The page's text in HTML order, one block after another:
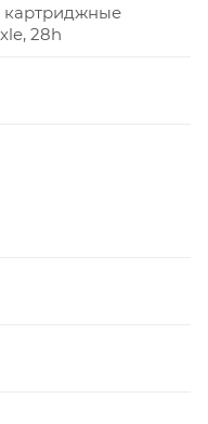
картриджные
28h